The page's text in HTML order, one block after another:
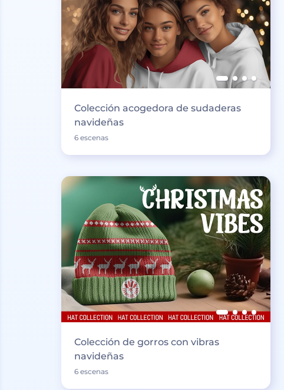
Colección acogedora de sudaderas
navideñas
6 escenas
Colección de gorros con vibras
navideñas
6 escenas